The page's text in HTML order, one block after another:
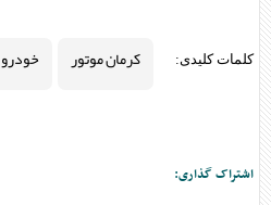
کلمات کلیدی: کرمان موتور خودرو
اشتراک گذاری: